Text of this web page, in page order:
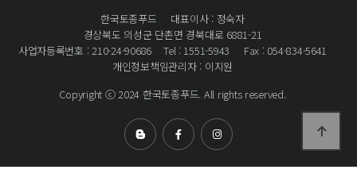
한국토종푸드
대표이사 : 정숙자
경상북도 의성군 단촌면 경북대로 6881-21
사업자등록번호 : 210-24-90686
Tel : 1551-5943
Fax : 054-834-5641
개인정보책임관리자 : 이지원
Copyright ⓒ 2024 한국토종푸드. All rights reserved.